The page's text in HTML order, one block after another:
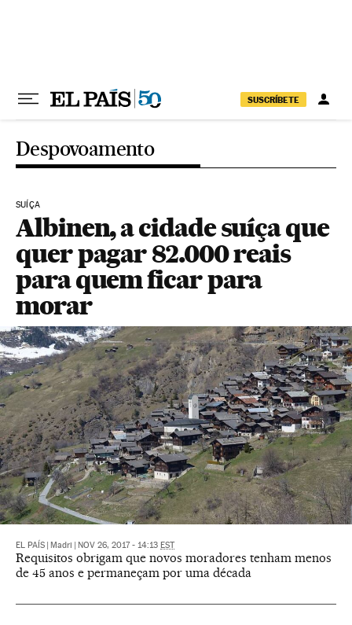
SUSCRÍBETE
Despovoamento
SUÍÇA
Albinen, a cidade suíça que
quer pagar 82.000 reais
para quem ficar para
morar
EL PAÍS Madri NOV 26, 2017 - 14:13 EST
Requisitos obrigam que novos moradores tenham menos
de 45 anos e permaneçam por uma década